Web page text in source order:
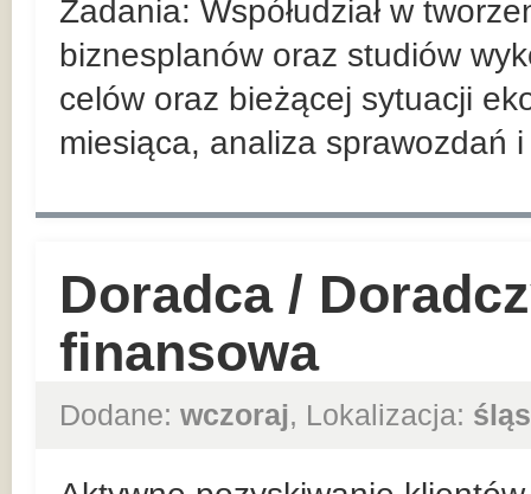
Zadania: Współudział w
biznesplanów oraz studiów
celów oraz bieżącej sytuacji
miesiąca, analiza sprawozdań
Doradca /
finansowa
Dodane: wczoraj, Lokalizacja: